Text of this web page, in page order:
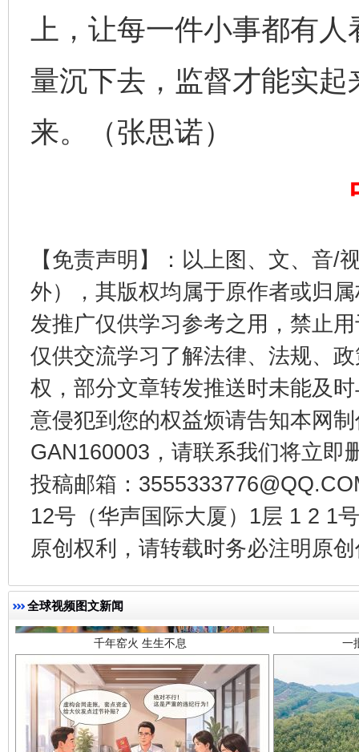
上，让每一件小事都有
量沉下去，监督才能实
来。（张思诺）
【免责声明】：以上图、文、音/
外），其版权均属于原作者或归
发推广仅供学习参考之用，禁止
仅供交流学习了解法律、法规、
权，部分文章转发推送时未能及
意侵犯到您的权益烦请告知本网
GAN160003，请联系我们将立即
投稿邮箱：
12号（华声国际大厦）1层 1 2 1
原创权利，请转载时务必注明原
全球视频图文新闻
东山县通报“牛蛙产品抗生素超标问题” 法
揭开“小金库”的免责幌子